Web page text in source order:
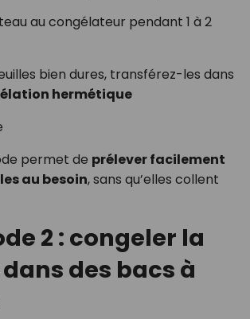
au congélateur pendant 1 à 2
bien dures, transférez-les dans
hermétique
permet de prélever facilement
au besoin, sans qu’elles collent
2 : congeler la
des bacs à